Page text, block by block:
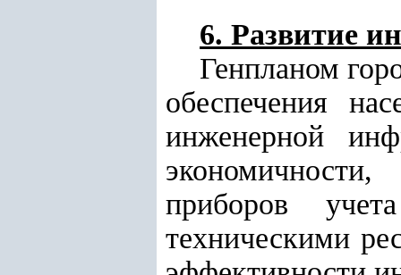
6. Развитие
Генпланом
обеспечения
инженерной
приборов
техническими